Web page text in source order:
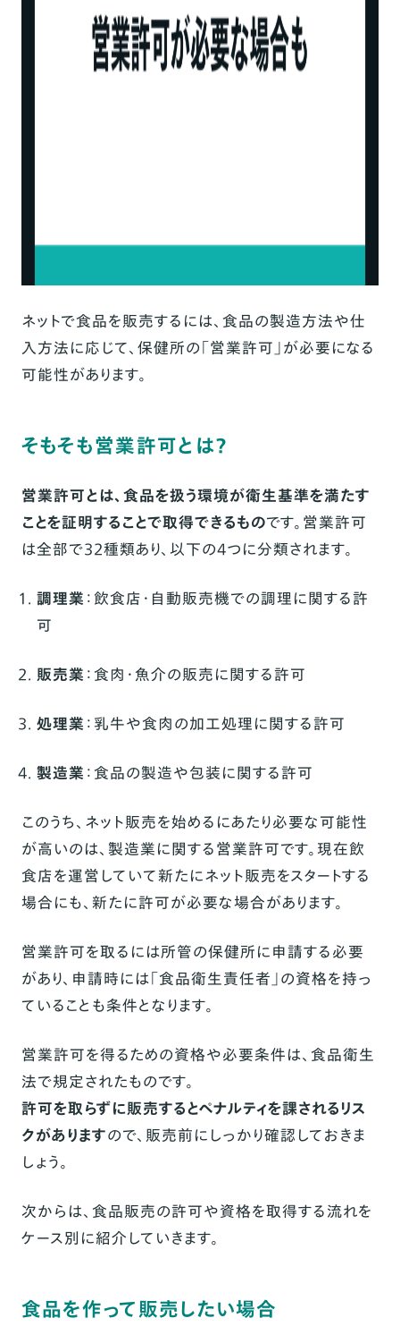
食品をネット販売する方法
ネットショップを開設する
ネットで食品を販売するには、食品の製造方法や仕
入方法に応じて、保健所の「営業許可」が必要になる
可能性があります。
そもそも営業許可とは？
営業許可とは、食品を扱う環境が衛生基準を満たす
ことを証明することで取得できるものです。営業許可
は全部で32種類あり、以下の4つに分類されます。
調理業 ：飲食店・自動販売機での調理に関する許
可
販売業 ：食肉・魚介の販売に関する許可
処理業 ：乳牛や食肉の加工処理に関する許可
製造業 ：食品の製造や包装に関する許可
このうち、ネット販売を始めるにあたり必要な可能性
が高いのは、製造業に関する営業許可です。現在飲
食店を運営していて新たにネット販売をスタートする
場合にも、新たに許可が必要な場合があります。
営業許可を取るには所管の保健所に申請する必要
があり、申請時には「食品衛生責任者」の資格を持っ
ていることも条件となります。
営業許可を得るための資格や必要条件は、食品衛生
法で規定されたものです。
許可を取らずに販売するとペナルティを課されるリス
クがありますので、販売前にしっかり確認しておきま
しょう。
次からは、食品販売の許可や資格を取得する流れを
ケース別に紹介していきます。
食品を作って販売したい場合